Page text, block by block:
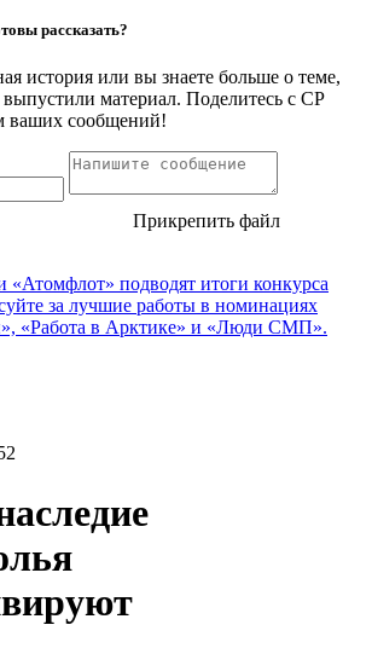
рассказать?
история или вы знаете больше о теме,
материал. Поделитесь с СР
ваших сообщений!
Прикрепить файл
«Атомфлот» подводят итоги конкурса
за лучшие работы в номинациях
«Работа в Арктике» и «Люди СМП».